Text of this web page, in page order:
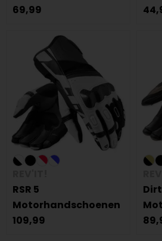
69,99
RSR 5
Motorhandschoenen
109,99